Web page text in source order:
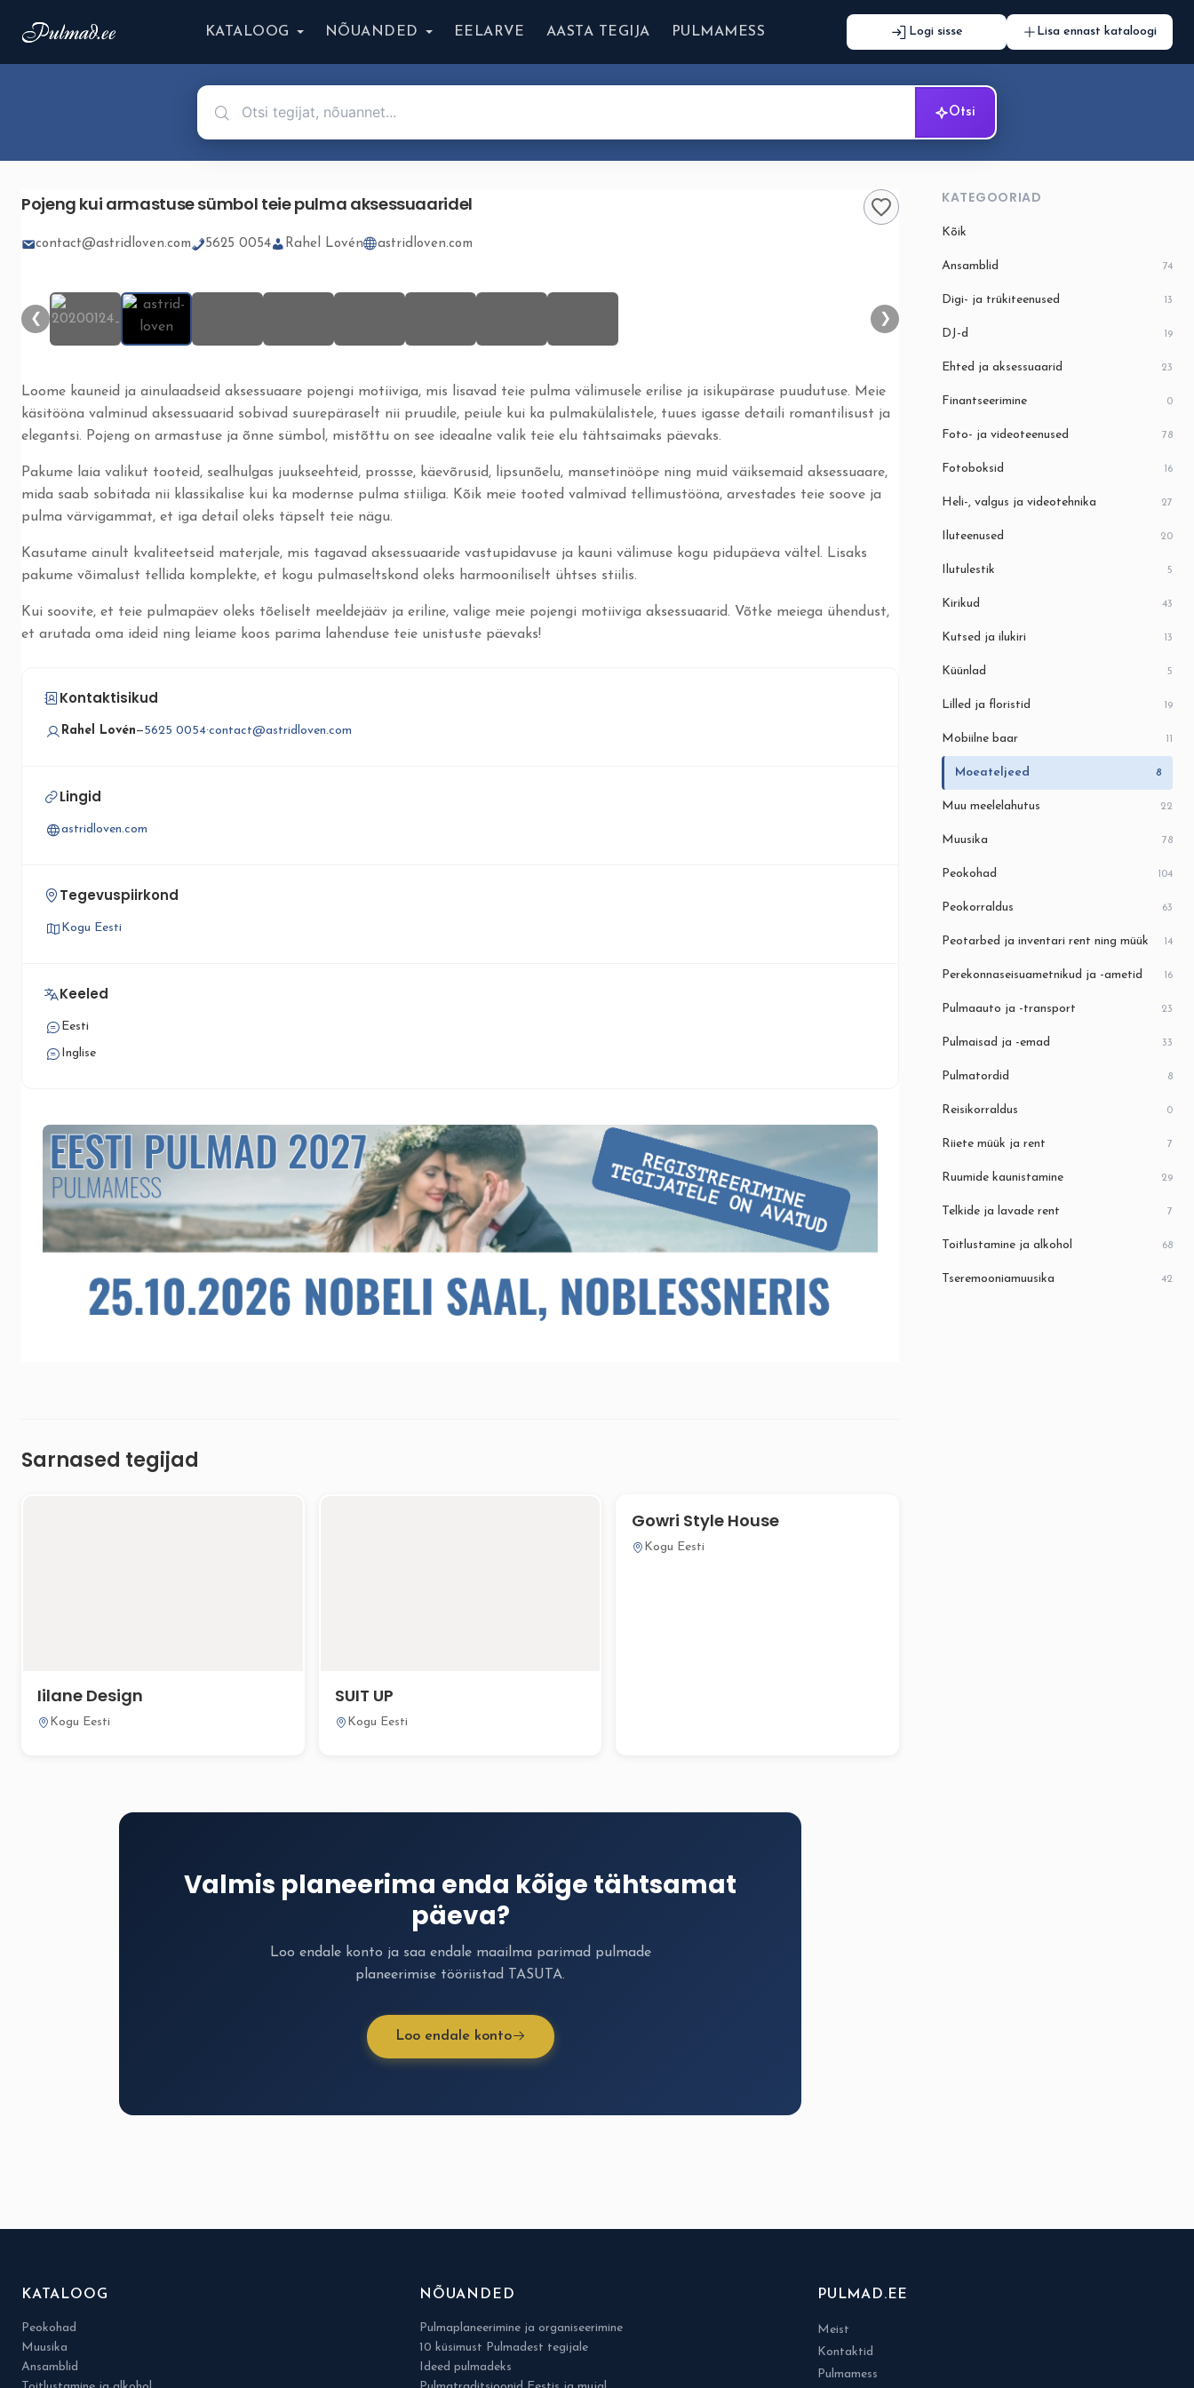
KATALOOG NÕUANDED EELARVE AASTA TEGIJA PULMAMESS Logi sisse Lisa ennast kataloogi
Otsi
Pojeng kui armastuse sümbol teie pulma aksessuaaridel
contact@astridloven.com 5625 0054 Rahel Lovén astridloven.com
❮ ❯
Loome kauneid ja ainulaadseid aksessuaare pojengi motiiviga, mis lisavad teie pulma välimusele erilise ja isikupärase puudutuse. Meie
käsitööna valminud aksessuaarid sobivad suurepäraselt nii pruudile, peiule kui ka pulmakülalistele, tuues igasse detaili romantilisust ja
elegantsi. Pojeng on armastuse ja õnne sümbol, mistõttu on see ideaalne valik teie elu tähtsaimaks päevaks.
Pakume laia valikut tooteid, sealhulgas juukseehteid, prossse, käevõrusid, lipsunõelu, mansetinööpe ning muid väiksemaid aksessuaare,
mida saab sobitada nii klassikalise kui ka modernse pulma stiiliga. Kõik meie tooted valmivad tellimustööna, arvestades teie soove ja
pulma värvigammat, et iga detail oleks täpselt teie nägu.
Kasutame ainult kvaliteetseid materjale, mis tagavad aksessuaaride vastupidavuse ja kauni välimuse kogu pidupäeva vältel. Lisaks
pakume võimalust tellida komplekte, et kogu pulmaseltskond oleks harmooniliselt ühtses stiilis.
Kui soovite, et teie pulmapäev oleks tõeliselt meeldejääv ja eriline, valige meie pojengi motiiviga aksessuaarid. Võtke meiega ühendust,
et arutada oma ideid ning leiame koos parima lahenduse teie unistuste päevaks!
Kontaktisikud
Rahel Lovén—5625 0054·contact@astridloven.com
Lingid
astridloven.com
Tegevuspiirkond
Kogu Eesti
Keeled
Eesti
Inglise
Sarnased tegijad
Iilane Design
Kogu Eesti
SUIT UP
Kogu Eesti
Gowri Style House
Kogu Eesti
Valmis planeerima enda kõige tähtsamat
päeva?
Loo endale konto ja saa endale maailma parimad pulmade
planeerimise tööriistad TASUTA.
Loo endale konto
KATEGOORIAD
Kõik
Ansamblid 74
Digi- ja trükiteenused 13
DJ-d 19
Ehted ja aksessuaarid 23
Finantseerimine 0
Foto- ja videoteenused 78
Fotoboksid 16
Heli-, valgus ja videotehnika 27
Iluteenused 20
Ilutulestik 5
Kirikud 43
Kutsed ja ilukiri 13
Küünlad 5
Lilled ja floristid 19
Mobiilne baar 11
Moeateljeed 8
Muu meelelahutus 22
Muusika 78
Peokohad 104
Peokorraldus 63
Peotarbed ja inventari rent ning müük 14
Perekonnaseisuametnikud ja -ametid 16
Pulmaauto ja -transport 23
Pulmaisad ja -emad 33
Pulmatordid 8
Reisikorraldus 0
Riiete müük ja rent 7
Ruumide kaunistamine 29
Telkide ja lavade rent 7
Toitlustamine ja alkohol 68
Tseremooniamuusika 42
KATALOOG
Peokohad
Muusika
Ansamblid
NÕUANDED
Pulmaplaneerimine ja organiseerimine
10 küsimust Pulmadest tegijale
Ideed pulmadeks
PULMAD.EE
Meist
Kontaktid
Pulmamess